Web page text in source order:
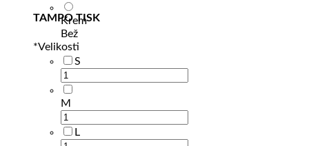
TAMPO TISK
Krem
Bež
*Velikosti
S
M
L